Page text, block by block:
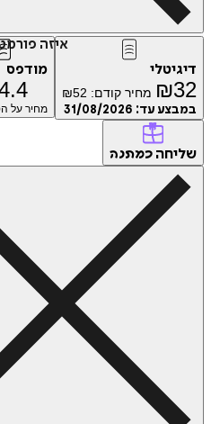
איזה
דיגיטלי
₪32 מחיר קודם: ₪52
במבצע עד: 31/08/2026
מודפס
מחיר על
שליחה כמתנה